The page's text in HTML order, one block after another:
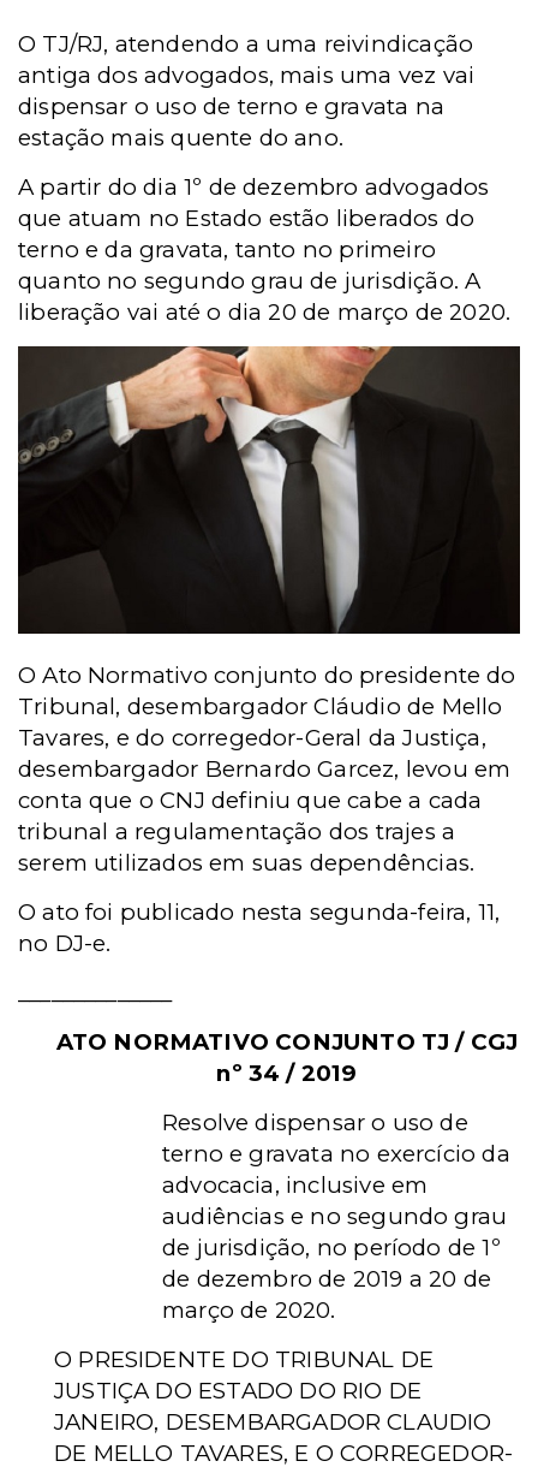
O TJ/RJ, atendendo a uma reivindicação
antiga dos advogados, mais uma vez vai
dispensar o uso de terno e gravata na
estação mais quente do ano.
A partir do dia 1º de dezembro advogados
que atuam no Estado estão liberados do
terno e da gravata, tanto no primeiro
quanto no segundo grau de jurisdição. A
liberação vai até o dia 20 de março de 2020.
O Ato Normativo conjunto do presidente do
Tribunal, desembargador Cláudio de Mello
Tavares, e do corregedor-Geral da Justiça,
desembargador Bernardo Garcez, levou em
conta que o CNJ definiu que cabe a cada
tribunal a regulamentação dos trajes a
serem utilizados em suas dependências.
O ato foi publicado nesta segunda-feira, 11,
no DJ-e.
ATO NORMATIVO CONJUNTO TJ / CGJ
nº 34 / 2019
Resolve dispensar o uso de
terno e gravata no exercício da
advocacia, inclusive em
audiências e no segundo grau
de jurisdição, no período de 1º
de dezembro de 2019 a 20 de
março de 2020.
O PRESIDENTE DO TRIBUNAL DE
JUSTIÇA DO ESTADO DO RIO DE
JANEIRO, DESEMBARGADOR CLAUDIO
DE MELLO TAVARES, E O CORREGEDOR-